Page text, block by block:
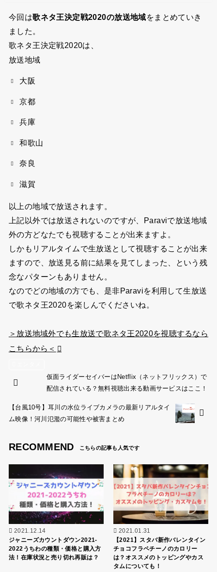
今回は歌ネタ王決定戦2020の放送地域をまとめていき
ました。
歌ネタ王決定戦2020は、
放送地域
大阪
京都
兵庫
和歌山
奈良
滋賀
以上の地域で放送されます。
上記以外では放送されないのですが、Paraviで放送地域
外の方どなたでも視聴することが出来ますよ。
しかもリアルタイムで生放送として視聴することが出来
ますので、放送見る前に結果を見てしまった、という残
念なパターンもありません。
なのでどの地域の方でも、是非Paraviを利用して生放送
で歌ネタ王2020を楽しんでくださいね。
＞放送地域外でも生放送で歌ネタ王2020を視聴するなら
こちらから＜
仮面ライダーセイバーはNetflix（ネットフリックス）で
配信されている？無料視聴出来る動画サービスはここ！
【台風10号】耳川の水位ライブカメラの最新リアルタイ
ム映像！河川氾濫の可能性や被害まとめ
RECOMMEND
2021.12.14
ジャニーズカウントダウン2021-
2022うちわの種類・価格と購入方
法！在庫状況と売り切れ再販は？
2021.01.31
【2021】スタバ新作バレンタイン
チョコフラペチーノのカロリー
は？オススメのトッピングやカス
タムについても！